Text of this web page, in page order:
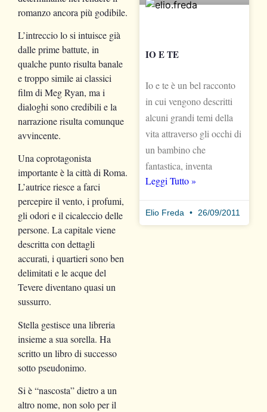
romanzo ancora più godibile.
L’intreccio lo si intuisce già
dalle prime battute, in
qualche punto risulta banale
e troppo simile ai classici
film di Meg Ryan, ma i
dialoghi sono credibili e la
narrazione risulta comunque
avvincente.
Una coprotagonista
importante è la città di Roma.
L’autrice riesce a farci
percepire il vento, i profumi,
gli odori e il cicaleccio delle
persone. La capitale viene
descritta con dettagli
accurati, i quartieri sono ben
delimitati e le acque del
Tevere diventano quasi un
sussurro.
Stella gestisce una libreria
insieme a sua sorella. Ha
scritto un libro di successo
sotto pseudonimo.
Si è “nascosta” dietro a un
altro nome, non solo per il
IO E TE
Io e te è un bel racconto
in cui vengono descritti
alcuni grandi temi della
vita attraverso gli occhi di
un bambino che
fantastica, inventa
Leggi Tutto »
Elio Freda 26/09/2011